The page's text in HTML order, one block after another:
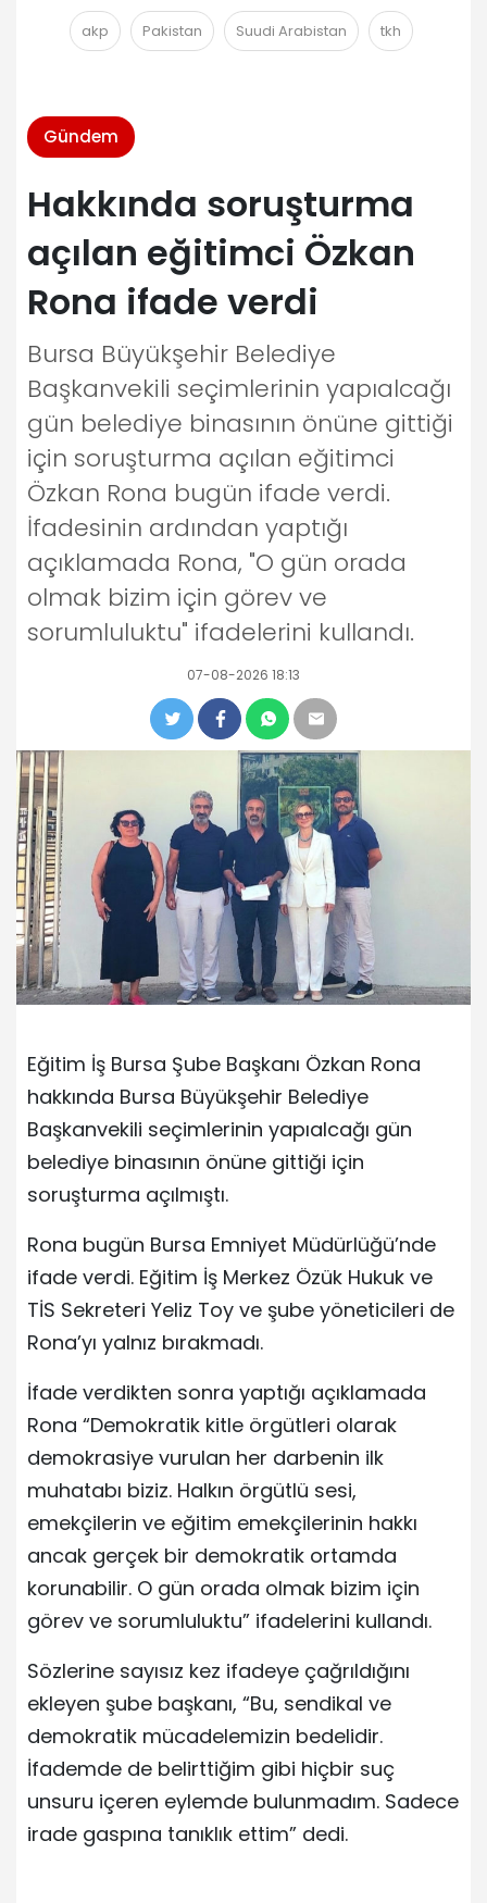
akp Pakistan Suudi Arabistan tkh
Gündem
Hakkında soruşturma
açılan eğitimci Özkan
Rona ifade verdi
Bursa Büyükşehir Belediye
Başkanvekili seçimlerinin yapıalcağı
gün belediye binasının önüne gittiği
için soruşturma açılan eğitimci
Özkan Rona bugün ifade verdi.
İfadesinin ardından yaptığı
açıklamada Rona, "O gün orada
olmak bizim için görev ve
sorumluluktu" ifadelerini kullandı.
07-08-2026 18:13
Eğitim İş Bursa Şube Başkanı Özkan Rona
hakkında Bursa Büyükşehir Belediye
Başkanvekili seçimlerinin yapıalcağı gün
belediye binasının önüne gittiği için
soruşturma açılmıştı.
Rona bugün Bursa Emniyet Müdürlüğü’nde
ifade verdi. Eğitim İş Merkez Özük Hukuk ve
TİS Sekreteri Yeliz Toy ve şube yöneticileri de
Rona’yı yalnız bırakmadı.
İfade verdikten sonra yaptığı açıklamada
Rona “Demokratik kitle örgütleri olarak
demokrasiye vurulan her darbenin ilk
muhatabı biziz. Halkın örgütlü sesi,
emekçilerin ve eğitim emekçilerinin hakkı
ancak gerçek bir demokratik ortamda
korunabilir. O gün orada olmak bizim için
görev ve sorumluluktu” ifadelerini kullandı.
Sözlerine sayısız kez ifadeye çağrıldığını
ekleyen şube başkanı, “Bu, sendikal ve
demokratik mücadelemizin bedelidir.
İfademde de belirttiğim gibi hiçbir suç
unsuru içeren eylemde bulunmadım. Sadece
irade gaspına tanıklık ettim” dedi.